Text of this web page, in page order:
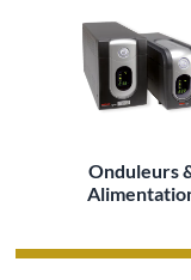
Onduleurs